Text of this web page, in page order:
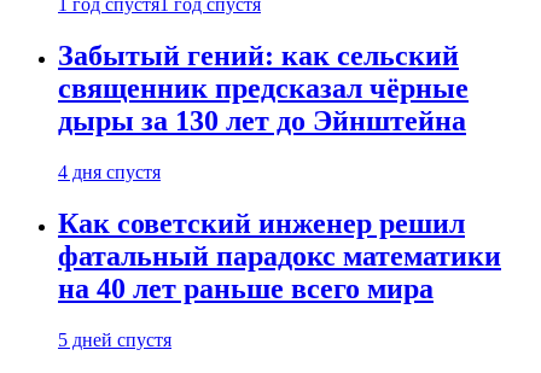
1 год спустя 1 год спустя
Забытый гений: как сельский
священник предсказал чёрные
дыры за 130 лет до Эйнштейна
4 дня спустя
Как советский инженер решил
фатальный парадокс математики
на 40 лет раньше всего мира
5 дней спустя